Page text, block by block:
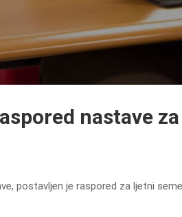
nastave
postavljen je raspored za ljetni